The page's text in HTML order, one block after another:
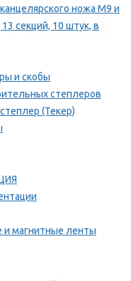
ножа M9 и
секций, 10 штук, в
и скобы
степлеров
(Текер)
и магнитные ленты